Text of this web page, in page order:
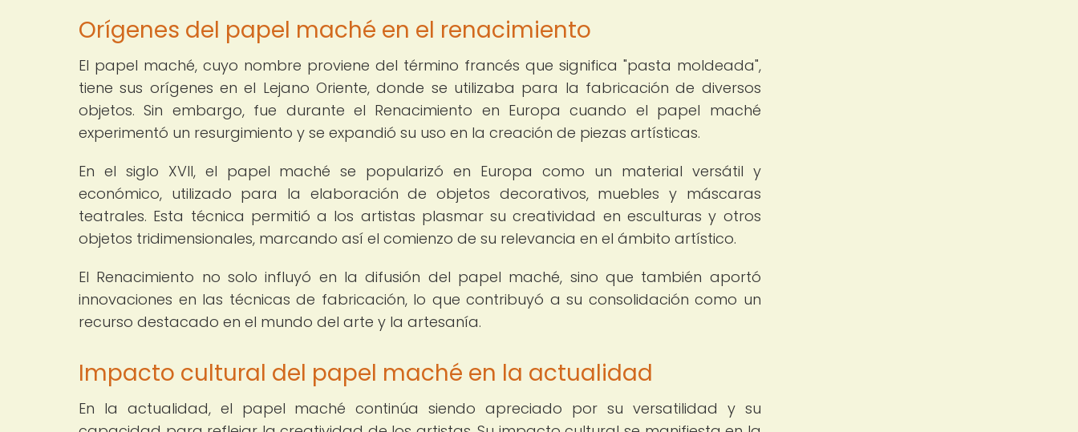
Orígenes del papel maché en el renacimiento
El papel maché, cuyo nombre proviene del término francés que significa "pasta moldeada",
tiene sus orígenes en el Lejano Oriente, donde se utilizaba para la fabricación de diversos
objetos. Sin embargo, fue durante el Renacimiento en Europa cuando el papel maché
experimentó un resurgimiento y se expandió su uso en la creación de piezas artísticas.
En el siglo XVII, el papel maché se popularizó en Europa como un material versátil y
económico, utilizado para la elaboración de objetos decorativos, muebles y máscaras
teatrales. Esta técnica permitió a los artistas plasmar su creatividad en esculturas y otros
objetos tridimensionales, marcando así el comienzo de su relevancia en el ámbito artístico.
El Renacimiento no solo influyó en la difusión del papel maché, sino que también aportó
innovaciones en las técnicas de fabricación, lo que contribuyó a su consolidación como un
recurso destacado en el mundo del arte y la artesanía.
Impacto cultural del papel maché en la actualidad
En la actualidad, el papel maché continúa siendo apreciado por su versatilidad y su